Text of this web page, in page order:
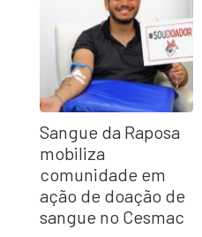
Sangue da Raposa
mobiliza
comunidade em
ação de doação de
sangue no Cesmac